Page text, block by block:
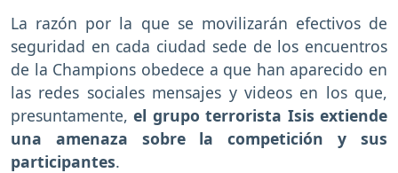
La razón por la que se movilizarán efectivos de
seguridad en cada ciudad sede de los encuentros
de la Champions obedece a que han aparecido en
las redes sociales mensajes y videos en los que,
presuntamente,el grupo terrorista Isis extiende
una amenaza sobre la competición y sus
participantes.